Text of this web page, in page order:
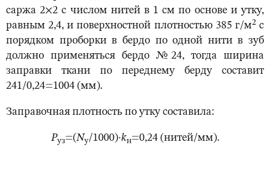
саржа 2×2 с числом нитей в 1 см по основе и утку,
равным 2,4, и поверхностной плотностью 385 г/м2с
порядком проборки в бердо по одной нити в зуб
должно применяться бердо №24, тогда ширина
заправки ткани по переднему берду составит
241/0,24=1004 (мм).
Заправочная плотность по утку составила:
Руз=(Nу/1000)·kн=0,24 (нитей/мм).